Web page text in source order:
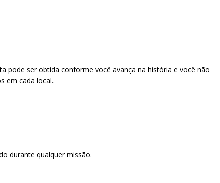
pode ser obtida conforme você avança na história e você não
em cada local..
durante qualquer missão.